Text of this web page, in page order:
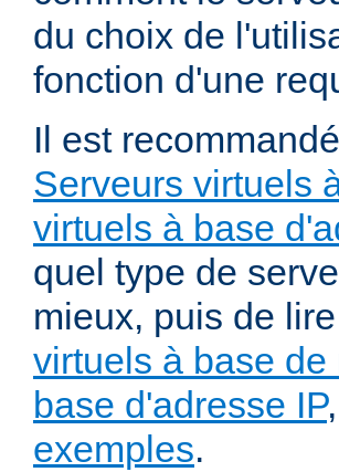
du choix de
fonction d'une
Il est
Serveurs virtuels
virtuels à base
quel type de
mieux, puis de
virtuels à base de
base d'adresse IP
exemples.